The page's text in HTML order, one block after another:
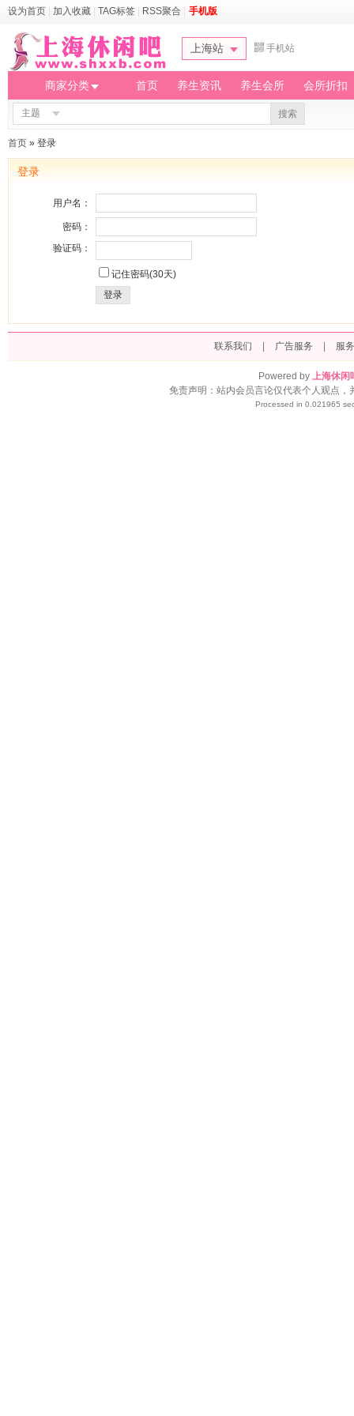
设为首页 加入收藏 TAG标签 RSS聚合 手机版
上海站 手机站
商家分类 首页 养生资讯 养生会所 会所折扣
主题 搜索
首页 » 登录
登录
用户名：
密码：
验证码：
记住密码(30天)
登录
联系我们 广告服务 服
Powered by 上海休闲
免责声明：站内会员言论仅代表个人观点
Processed in 0.021965